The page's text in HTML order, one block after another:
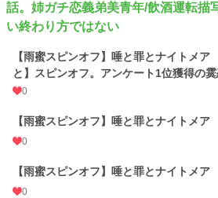
更新日時 2024.11.09 21:19
初回完結日時 2024.11.09 21:20
月間ポイント 42 pt (83,903 位)
話。姉ガチ恋義弟美青年/飲酒運転描
い終わり方ではない
【雨蜜スピンオフ】唾と罪とナイトメ
と】スピンオフ。アンケート1位獲得の
0
【雨蜜スピンオフ】唾と罪とナイトメ
0
【雨蜜スピンオフ】唾と罪とナイトメ
0